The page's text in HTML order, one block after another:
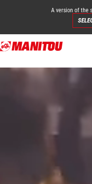
Перейти
к
содержанию
A version of the